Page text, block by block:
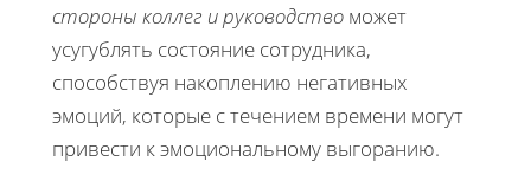
стороны коллег и руководство может
усугублять состояние сотрудника,
способствуя накоплению негативных
эмоций, которые с течением времени могут
привести к эмоциональному выгоранию.